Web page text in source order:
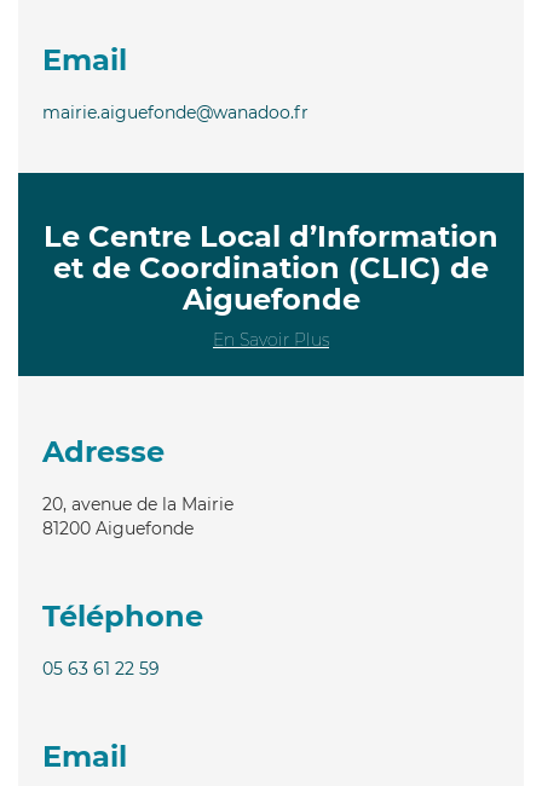
Email
mairie.aiguefonde@wanadoo.fr
Le Centre Local d’Information
et de Coordination (CLIC) de
Aiguefonde
En Savoir Plus
Adresse
20, avenue de la Mairie
81200 Aiguefonde
Téléphone
05 63 61 22 59
Email